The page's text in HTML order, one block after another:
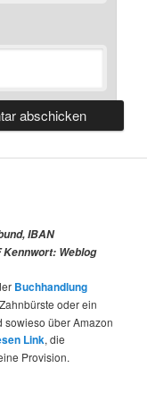
IBAN
Kennwort: Weblog
Buchhandlung
oder ein
über Amazon
Link, die
Provision.